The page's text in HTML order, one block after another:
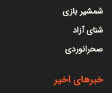
شمشیر بازی
شنای آزاد
صحرانوردی
خبرهای اخیر